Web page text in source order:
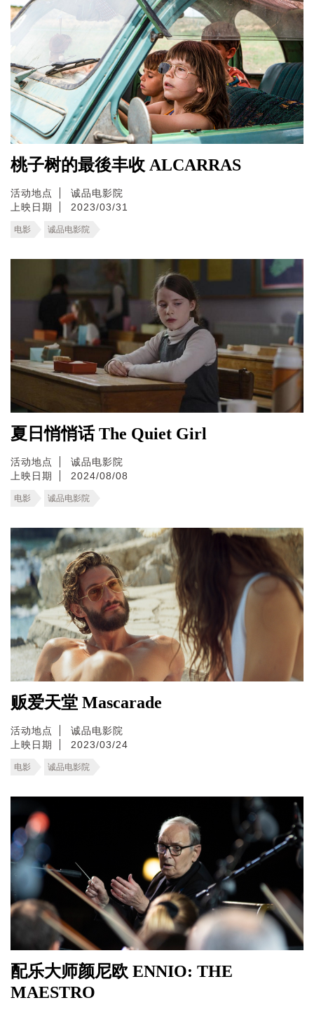
桃子树的最後丰收 ALCARRAS
活动地点
诚品电影院
上映日期
2023/03/31
电影 诚品电影院
夏日悄悄话 The Quiet Girl
活动地点
诚品电影院
上映日期
2024/08/08
电影 诚品电影院
贩爱天堂 Mascarade
活动地点
诚品电影院
上映日期
2023/03/24
电影 诚品电影院
配乐大师颜尼欧 ENNIO: THE
MAESTRO